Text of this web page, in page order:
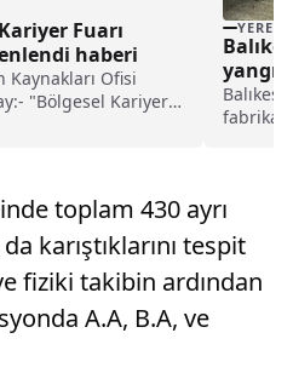
Fuarı
haberi
Kaynakları Ofisi
"Bölgesel Kariyer
fırsat
kurduk ama şu
kayıtlı bu
YEREL
nedenle
toplam 430 ayrı
karıştıklarını tespit
fiziki takibin ardından
A.A, B.A, ve